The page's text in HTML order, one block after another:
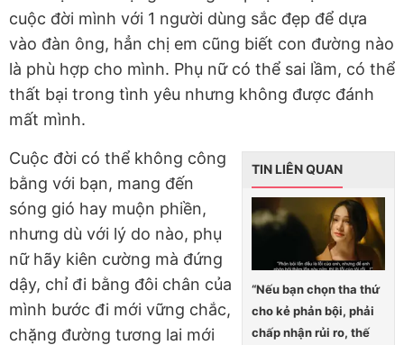
cuộc đời mình với 1 người dùng sắc đẹp để dựa
vào đàn ông, hẳn chị em cũng biết con đường nào
là phù hợp cho mình. Phụ nữ có thể sai lầm, có thể
thất bại trong tình yêu nhưng không được đánh
mất mình.
TIN LIÊN QUAN
“Nếu bạn chọn tha thứ
cho kẻ phản bội, phải
chấp nhận rủi ro, thế
Cuộc đời có thể không công
bằng với bạn, mang đến
sóng gió hay muộn phiền,
nhưng dù với lý do nào, phụ
nữ hãy kiên cường mà đứng
dậy, chỉ đi bằng đôi chân của
mình bước đi mới vững chắc,
chặng đường tương lai mới